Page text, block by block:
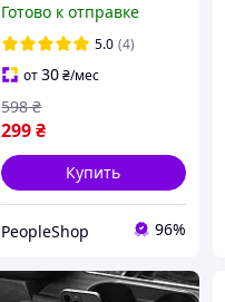
саквояж для авто,
черный кейс для
инструментов и вещей
Готово к отправке
5.0 (4)
от30₴/мес
299₴
598 ₴
Купить
PeopleShop 96%